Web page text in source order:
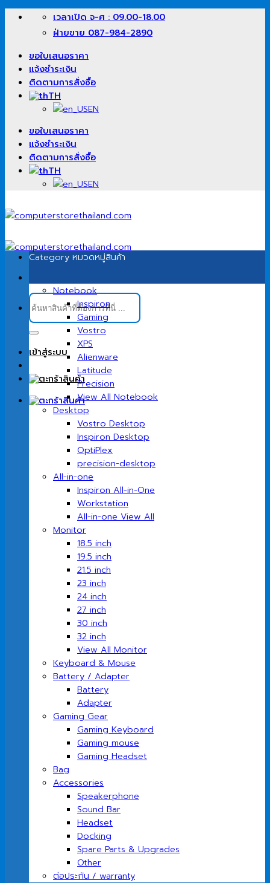
เนื้อหา
เวลาเปิด จ-ศ : 09.00-18.00
ฝ่ายขาย 087-984-2890
ขอใบเสนอราคา
แจ้งชำระเงิน
ติดตามการสั่งซื้อ
TH
EN
ขอใบเสนอราคา
แจ้งชำระเงิน
ติดตามการสั่งซื้อ
TH
EN
ค้นหา:
เข้าสู่ระบบ
Category หมวดหมู่สินค้า
Notebook
Inspiron
Gaming
Vostro
XPS
Alienware
Latitude
Precision
View All Notebook
Desktop
Vostro Desktop
Inspiron Desktop
OptiPlex
precision-desktop
All-in-one
Inspiron All-in-One
Workstation
All-in-one View All
Monitor
18.5 inch
19.5 inch
21.5 inch
23 inch
24 inch
27 inch
30 inch
32 inch
View All Monitor
Keyboard & Mouse
Battery / Adapter
Battery
Adapter
Gaming Gear
Gaming Keyboard
Gaming mouse
Gaming Headset
Bag
Accessories
Speakerphone
Sound Bar
Headset
Docking
Spare Parts & Upgrades
Other
ต่อประกัน / warranty